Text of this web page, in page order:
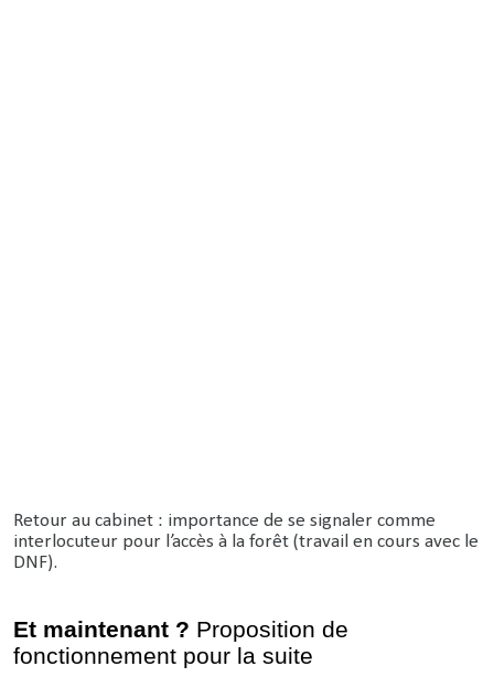
Retour au cabinet : importance de se signaler comme
interlocuteur pour l’accès à la forêt (travail en cours avec le
DNF).
Et maintenant ? Proposition de
fonctionnement pour la suite